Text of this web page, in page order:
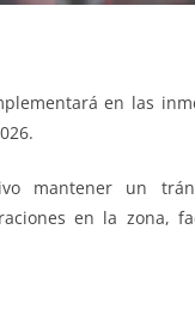
en las
mantener un
en la zona,